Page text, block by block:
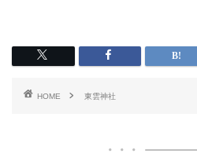
HOME 東雲神社